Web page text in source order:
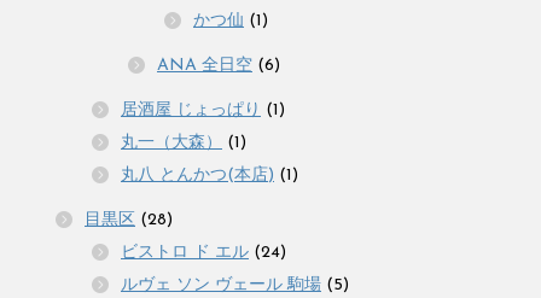
かつ仙 (1)
ANA 全日空 (6)
居酒屋 じょっぱり (1)
丸一（大森）
(1)
丸八 とんかつ(本店) (1)
目黒区 (28)
ビストロ ド エル (24)
ルヴェ ソン ヴェール 駒場 (5)